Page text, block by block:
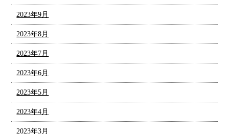
2023年9月
2023年8月
2023年7月
2023年6月
2023年5月
2023年4月
2023年3月